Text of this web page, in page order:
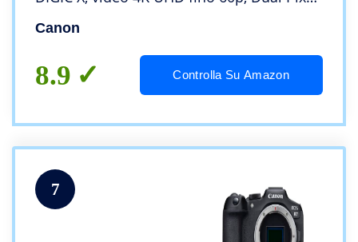
CMOS Auto Focus II, Display touchscreen
Canon
8.9 Controlla Su Amazon
7